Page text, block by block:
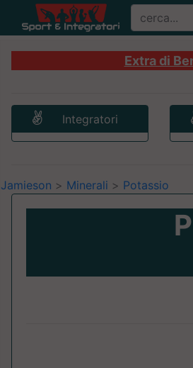
Extra di
Integratori
Jamieson > Minerali > Potassio